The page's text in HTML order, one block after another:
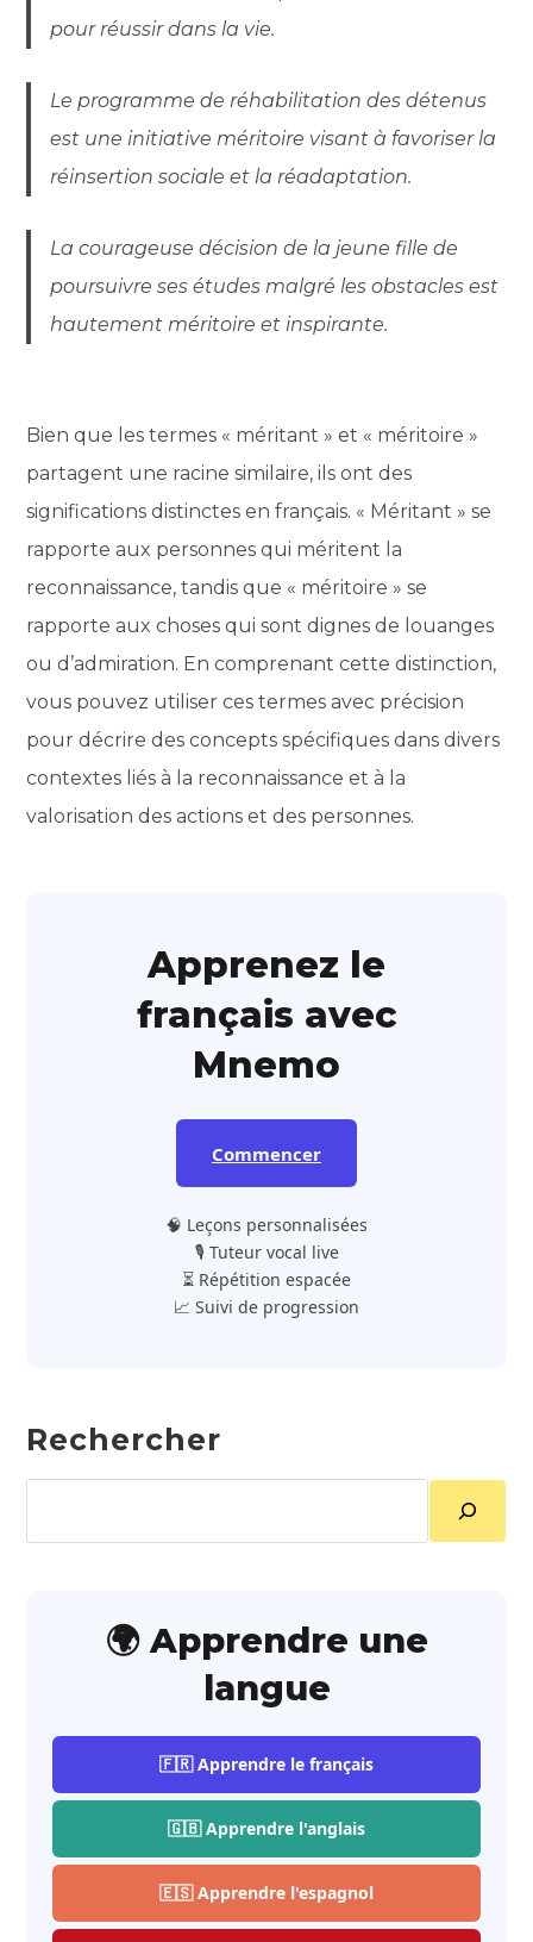
pour réussir dans la vie.
Le programme de réhabilitation des détenus
est une initiative méritoire visant à favoriser la
réinsertion sociale et la réadaptation.
La courageuse décision de la jeune fille de
poursuivre ses études malgré les obstacles est
hautement méritoire et inspirante.
Bien que les termes « méritant » et « méritoire »
partagent une racine similaire, ils ont des
significations distinctes en français. « Méritant » se
rapporte aux personnes qui méritent la
reconnaissance, tandis que « méritoire » se
rapporte aux choses qui sont dignes de louanges
ou d’admiration. En comprenant cette distinction,
vous pouvez utiliser ces termes avec précision
pour décrire des concepts spécifiques dans divers
contextes liés à la reconnaissance et à la
valorisation des actions et des personnes.
Apprenez le
français avec
Mnemo
Commencer
🧠 Leçons personnalisées
🎙️ Tuteur vocal live
⏳ Répétition espacée
📈 Suivi de progression
Rechercher
🌍 Apprendre une
langue
🇫🇷 Apprendre le français
🇬🇧 Apprendre l'anglais
🇪🇸 Apprendre l'espagnol